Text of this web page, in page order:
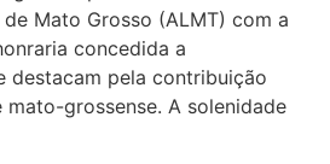
Mato Grosso (ALMT) com a
concedida a
destacam pela contribuição
grossense. A solenidade